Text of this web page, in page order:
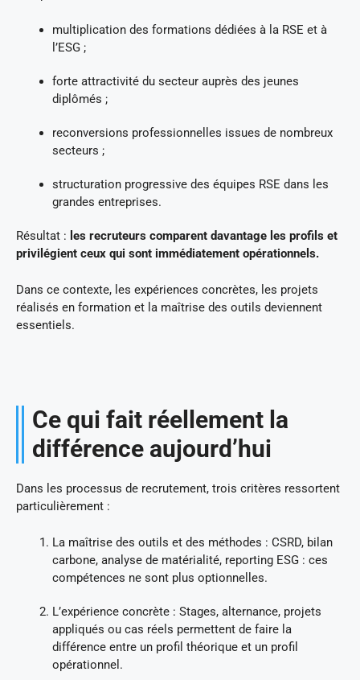
multiplication des formations dédiées à la RSE et à
l’ESG ;
forte attractivité du secteur auprès des jeunes
diplômés ;
reconversions professionnelles issues de nombreux
secteurs ;
structuration progressive des équipes RSE dans les
grandes entreprises.
Résultat : les recruteurs comparent davantage les profils et
privilégient ceux qui sont immédiatement opérationnels.
Dans ce contexte, les expériences concrètes, les projets
réalisés en formation et la maîtrise des outils deviennent
essentiels.
Ce qui fait réellement la
différence aujourd’hui
Dans les processus de recrutement, trois critères ressortent
particulièrement :
La maîtrise des outils et des méthodes : CSRD, bilan
carbone, analyse de matérialité, reporting ESG : ces
compétences ne sont plus optionnelles.
L’expérience concrète : Stages, alternance, projets
appliqués ou cas réels permettent de faire la
différence entre un profil théorique et un profil
opérationnel.